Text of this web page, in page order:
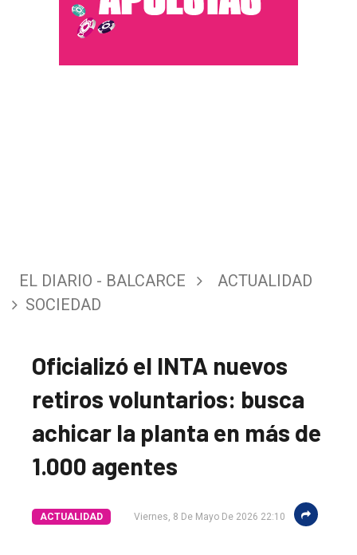
EL DIARIO - BALCARCE
ACTUALIDAD
SOCIEDAD
Oficializó el INTA nuevos
retiros voluntarios: busca
achicar la planta en más de
1.000 agentes
ACTUALIDAD Viernes, 8 De Mayo De 2026 22:10